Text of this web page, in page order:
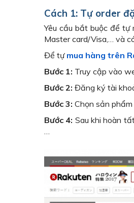
Cách 1: Tự order
Yêu cầu bắt buộc để
Master card/Visa,… và
Để tự mua hàng trên
Bước 1: Truy cập vào
Bước 2: Đăng ký tài
Bước 3: Chọn sản phẩm
Bước 4: Sau khi hoàn